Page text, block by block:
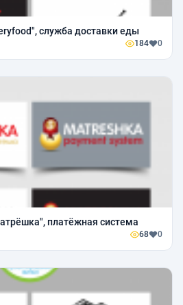
служба доставки еды
184 0
платёжная система
68 0